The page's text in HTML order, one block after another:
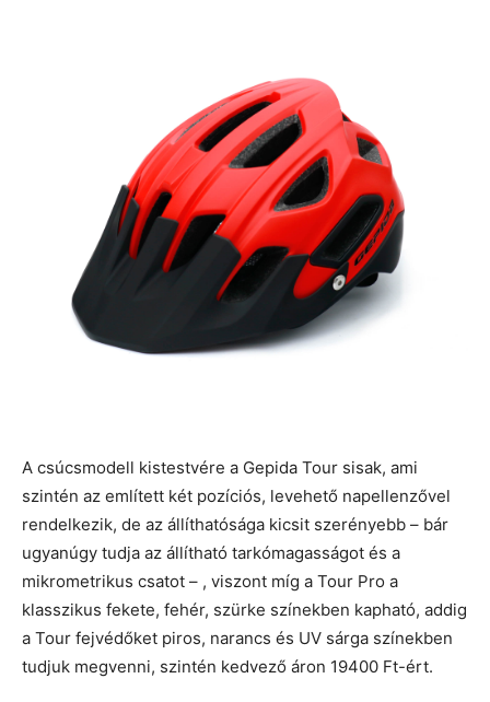
A csúcsmodell kistestvére a Gepida Tour sisak, ami
szintén az említett két pozíciós, levehető napellenzővel
rendelkezik, de az állíthatósága kicsit szerényebb – bár
ugyanúgy tudja az állítható tarkómagasságot és a
mikrometrikus csatot – , viszont míg a Tour Pro a
klasszikus fekete, fehér, szürke színekben kapható, addig
a Tour fejvédőket piros, narancs és UV sárga színekben
tudjuk megvenni, szintén kedvező áron 19400 Ft-ért.